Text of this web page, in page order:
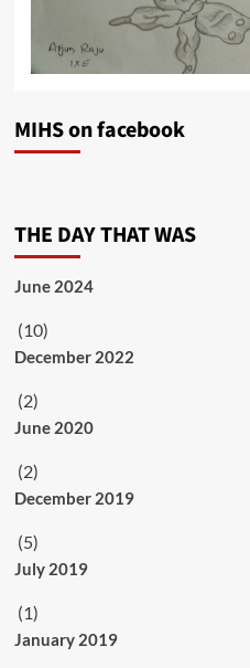
MIHS on facebook
THE DAY THAT WAS
June 2024
(10)
December 2022
(2)
June 2020
(2)
December 2019
(5)
July 2019
(1)
January 2019